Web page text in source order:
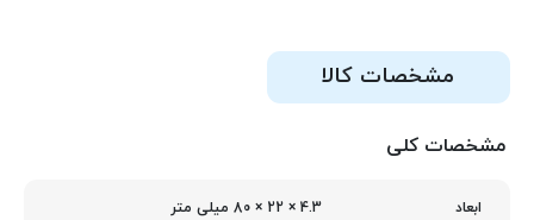
مشخصات کالا
مشخصات کلی
ابعاد 4.3 × 22 × 80 میلی‌ متر